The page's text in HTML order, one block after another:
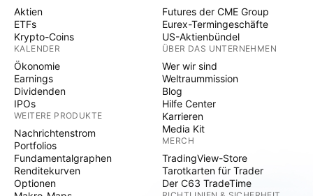
Aktien
ETFs
Krypto-Coins
KALENDER
Ökonomie
Earnings
Dividenden
IPOs
WEITERE PRODUKTE
Nachrichtenstrom
Portfolios
Fundamentalgraphen
Renditekurven
Optionen
Futures der CME Group
Eurex-Termingeschäfte
US-Aktienbündel
ÜBER DAS UNTERNEHMEN
Wer wir sind
Weltraummission
Blog
Hilfe Center
Karrieren
Media Kit
MERCH
TradingView-Store
Tarotkarten für Trader
Der C63 TradeTime